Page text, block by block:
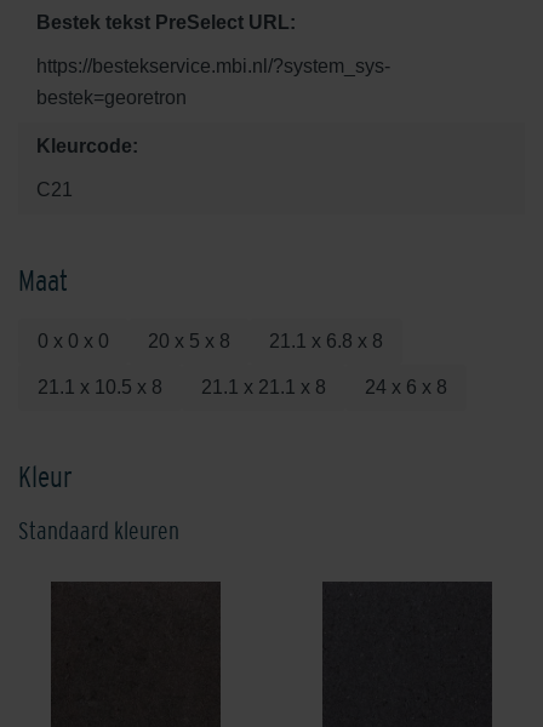
Bestek tekst PreSelect URL:
https://bestekservice.mbi.nl/?system_sys-
bestek=georetron
Kleurcode:
C21
Maat
0 x 0 x 0 20 x 5 x 8 21.1 x 6.8 x 8
21.1 x 10.5 x 8 21.1 x 21.1 x 8 24 x 6 x 8
Kleur
Standaard kleuren